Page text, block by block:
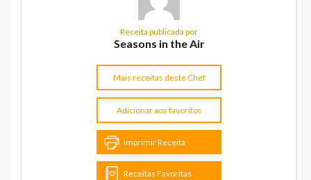
Receita publicada por
Seasons in the Air
Mais receitas deste Chef
Adicionar aos favoritos
Imprimir Receita
Receitas Favoritas